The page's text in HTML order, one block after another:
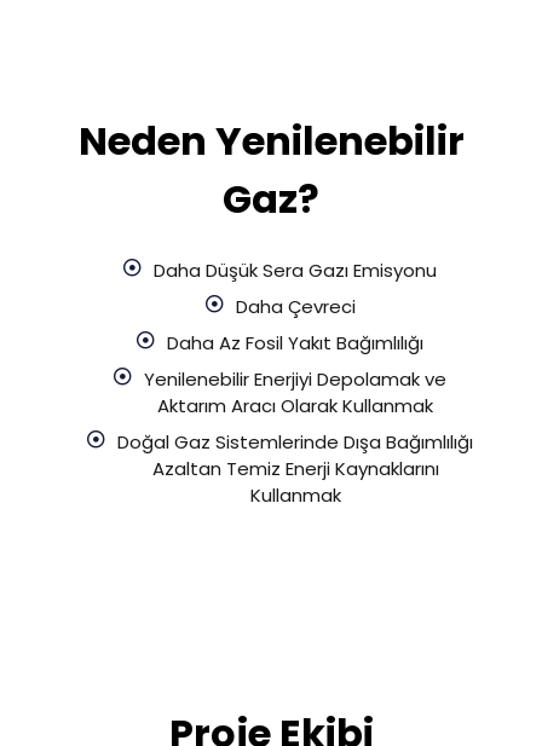
Neden Yenilenebilir
Gaz?
Daha Düşük Sera Gazı Emisyonu
Daha Çevreci
Daha Az Fosil Yakıt Bağımlılığı
Yenilenebilir Enerjiyi Depolamak ve
Aktarım Aracı Olarak Kullanmak
Doğal Gaz Sistemlerinde Dışa Bağımlılığı
Azaltan Temiz Enerji Kaynaklarını
Kullanmak
Proje Ekibi